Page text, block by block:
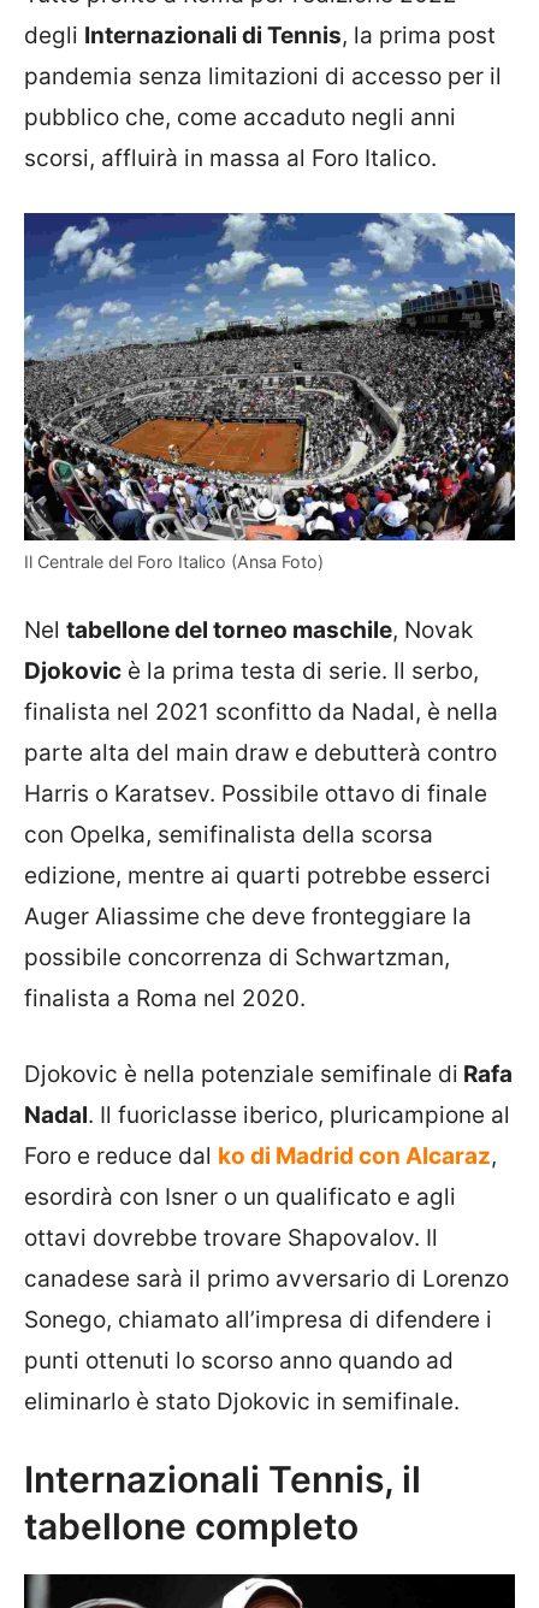
degli Internazionali di Tennis, la prima post
pandemia senza limitazioni di accesso per il
pubblico che, come accaduto negli anni
scorsi, affluirà in massa al Foro Italico.
Il Centrale del Foro Italico (Ansa Foto)
Nel tabellone del torneo maschile, Novak
Djokovic è la prima testa di serie. Il serbo,
finalista nel 2021 sconfitto da Nadal, è nella
parte alta del main draw e debutterà contro
Harris o Karatsev. Possibile ottavo di finale
con Opelka, semifinalista della scorsa
edizione, mentre ai quarti potrebbe esserci
Auger Aliassime che deve fronteggiare la
possibile concorrenza di Schwartzman,
finalista a Roma nel 2020.
Djokovic è nella potenziale semifinale di Rafa
Nadal. Il fuoriclasse iberico, pluricampione al
Foro e reduce dal ko di Madrid con Alcaraz,
esordirà con Isner o un qualificato e agli
ottavi dovrebbe trovare Shapovalov. Il
canadese sarà il primo avversario di Lorenzo
Sonego, chiamato all’impresa di difendere i
punti ottenuti lo scorso anno quando ad
eliminarlo è stato Djokovic in semifinale.
Internazionali Tennis, il
tabellone completo